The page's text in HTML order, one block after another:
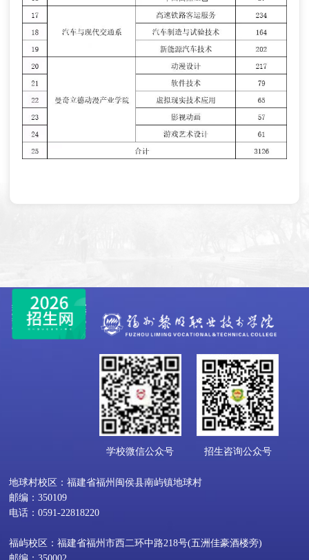
学校微信公众号 招生咨询公众号
地球村校区：福建省福州闽侯县南屿镇地球村
邮编：350109
电话：0591-22818220
福屿校区：福建省福州市西二环中路218号(五洲佳豪酒楼旁)
邮编：350002